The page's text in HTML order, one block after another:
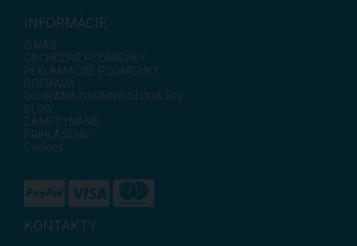
INFORMÁCIE
O NÁS
OBCHODNÉ PODMIENKY
REKLAMAČNÉ PODMIENKY
DOPRAVA
OCHRANA OSOBNÝCH ÚDAJOV
BLOG
ZAMESTNANIE
PRIHLÁSENIE
Cookies
KONTAKTY